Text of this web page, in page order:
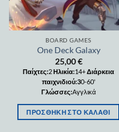
BOARD GAMES
One Deck Galaxy
25,00€
Παίχτες:2Ηλικία:14+Διάρκεια
παιχνιδιού:30-60'
Γλώσσες:Αγγλικά
ΠΡΟΣΘΉΚΗ ΣΤΟ ΚΑΛΆΘΙ